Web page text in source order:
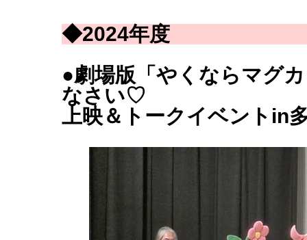
◆2024年度
●劇場版「やくならマグ
なさい♡
上映＆トークイベントin